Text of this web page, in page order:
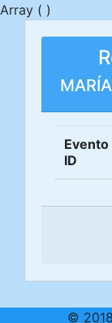
Array ( )
Evento
ID
©